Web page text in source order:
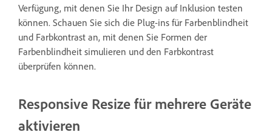
Verfügung, mit denen Sie Ihr Design auf Inklusion testen
können. Schauen Sie sich die Plug-ins für Farbenblindheit
und Farbkontrast an, mit denen Sie Formen der
Farbenblindheit simulieren und den Farbkontrast
überprüfen können.
Responsive Resize für mehrere Geräte
aktivieren